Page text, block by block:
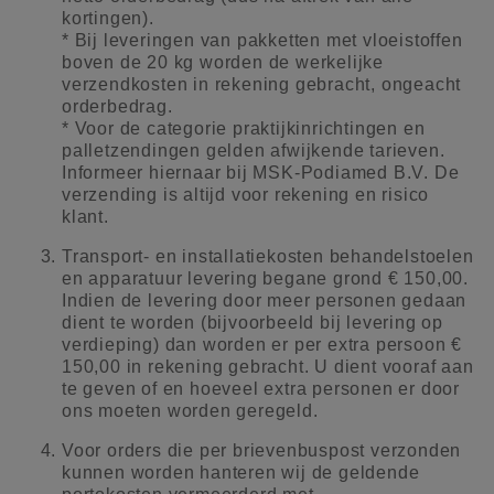
kortingen).
* Bij leveringen van pakketten met vloeistoffen
boven de 20 kg worden de werkelijke
verzendkosten in rekening gebracht, ongeacht
orderbedrag.
* Voor de categorie praktijkinrichtingen en
palletzendingen gelden afwijkende tarieven.
Informeer hiernaar bij MSK-Podiamed B.V. De
verzending is altijd voor rekening en risico
klant.
Transport- en installatiekosten behandelstoelen
en apparatuur levering begane grond € 150,00.
Indien de levering door meer personen gedaan
dient te worden (bijvoorbeeld bij levering op
verdieping) dan worden er per extra persoon €
150,00 in rekening gebracht. U dient vooraf aan
te geven of en hoeveel extra personen er door
ons moeten worden geregeld.
Voor orders die per brievenbuspost verzonden
kunnen worden hanteren wij de geldende